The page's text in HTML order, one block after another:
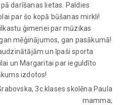
darīšanas lietas. Paldies
par šo kopā būšanas mirkli!
ģimenei par mūzikas
mēģinājumos, gan pasākumā!
un īpaši sporta
un Margaritai par ieguldīto
izdotos!
3c.klases skolēna Paula
mamma;